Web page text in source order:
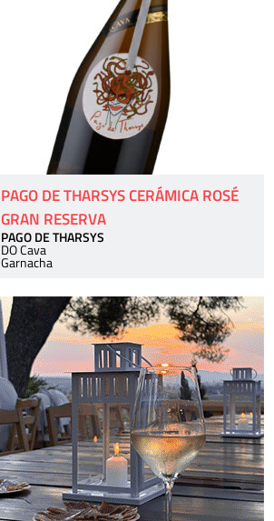
PAGO DE THARSYS CERÁMICA ROSÉ
GRAN RESERVA
PAGO DE THARSYS
DO Cava
Garnacha